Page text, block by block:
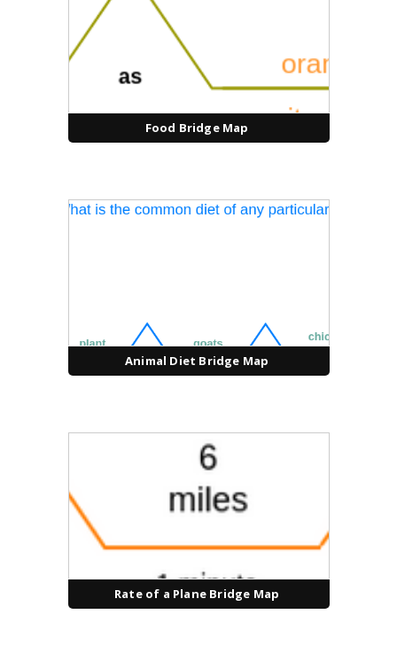
Food Bridge Map
Animal Diet Bridge Map
Rate of a Plane Bridge Map